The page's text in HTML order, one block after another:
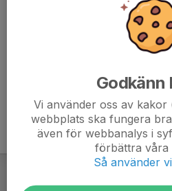
Godkänn
Vi använder oss av
webbplats ska fungera
även för webbanalys i
förbättra våra
Så använder